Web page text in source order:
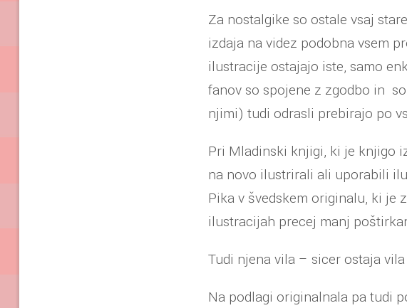
Za nostalgike so ostale vsaj
izdaja na videz podobna vsem
ilustracije ostajajo iste, samo
fanov so spojene z zgodbo in
njimi) tudi odrasli prebirajo po
Pri Mladinski knjigi, ki je knjigo
na novo ilustrirali ali uporabili
Pika v švedskem originalu, ki je
ilustracijah precej manj
Tudi njena vila – sicer ostaja
Na podlagi originalnala pa tudi